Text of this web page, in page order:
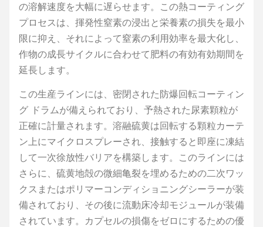
の溶解速度を大幅に遅らせます。この熱コーティング
プロセスは、揮発性窒素の浸出と栄養素の損失を最小
限に抑え、それによって窒素の利用効率を最大化し、
作物の成長サイクルに合わせて肥料の有効有効期間を
延長します。
この生産ラインには、密閉された防爆回転コーティン
グ ドラムが備えられており、予熱された尿素顆粒が
正確に計量されます。溶融硫黄は回転する顆粒カーテ
ン上にマイクロスプレーされ、接触すると即座に凍結
して一次徐放性バリアを構築します。このラインには
さらに、硫黄地殻の微細亀裂を埋めるための二次ワッ
クスまたはポリマーコンディショニングシーラーが装
備されており、その後に流動床冷却モジュールが装備
されています。カプセルの損傷をゼロにするための優